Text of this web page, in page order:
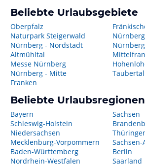
Beliebte Urlaubsgebiete
Oberpfalz
Naturpark Steigerwald
Nürnberg - Nordstadt
Altmühltal
Messe Nürnberg
Nürnberg - Mitte
Franken
Taubertal
Beliebte Urlaubsregionen
Bayern
Schleswig-Holstein
Niedersachsen
Mecklenburg-Vorpommern
Baden-Württemberg
Nordrhein-Westfalen
Sachsen
Berlin
Saarland